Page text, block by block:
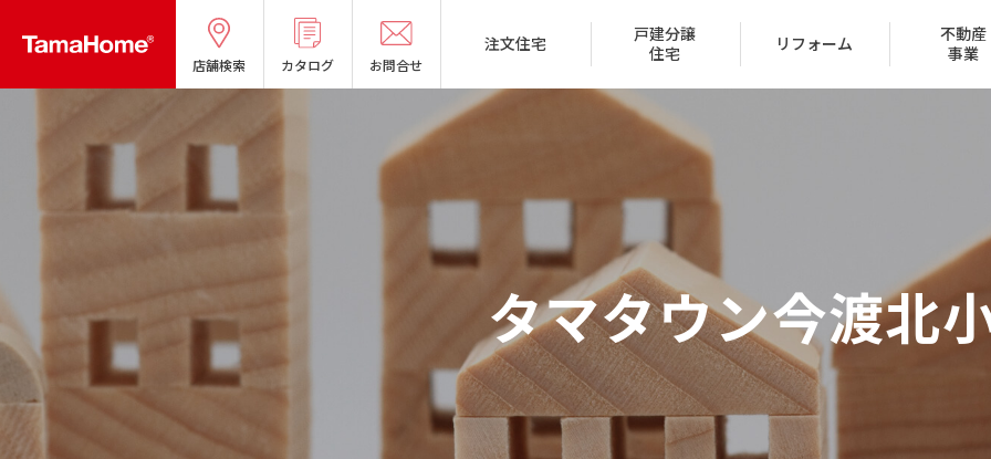
店舗検索 カタログ お問合せ
注文住宅
タマホームの考える家づくり 家づくりのステップ
戸建分譲
住宅
リフォーム
リフォームメニュー リフォーム実例
不動産
事業
分譲マンション
賃貸取扱物件
（サブリース事業）
オーナー様の声一覧 20代の家
ハッピーライフクラブ
IR情報 経営方針
採用情報 受賞一覧
タマタウン今渡北